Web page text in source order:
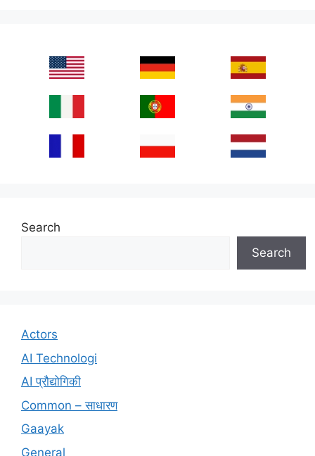
Search
Search
Actors
AI Technologi
AI प्रौद्योगिकी
Common – साधारण
Gaayak
General